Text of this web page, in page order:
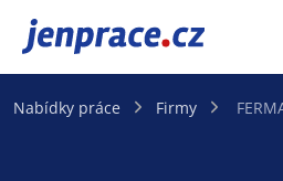
JenPráce.cz
Nabídky práce Firmy